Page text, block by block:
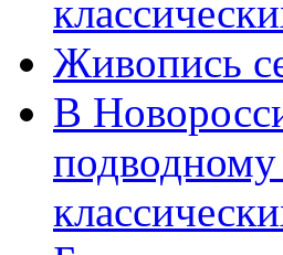
Живопись
В
подводному